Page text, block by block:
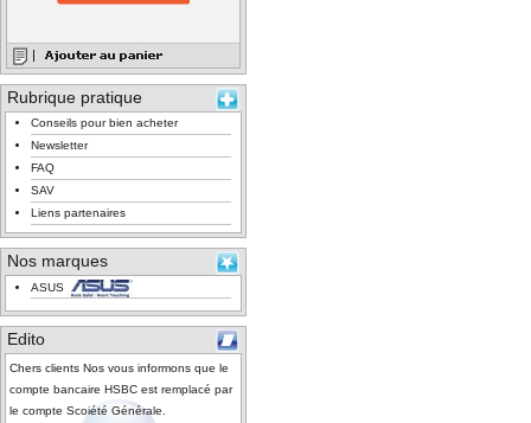
Rubrique pratique
Conseils pour bien acheter
Newsletter
FAQ
SAV
Liens partenaires
Nos marques
ASUS
Edito
Chers clients Nos vous informons que le
compte bancaire HSBC est remplacé par
le compte Scoiété Générale.